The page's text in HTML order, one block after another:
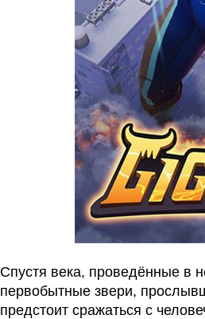
Спустя века, проведённые в
первобытные звери,
предстоит сражаться с